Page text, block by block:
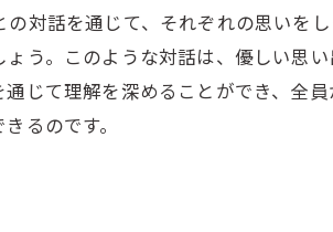
家族の再結束
返る時間を作る
家族の絆を深める
家族のサポート方法
対話を通じて、それぞれの思いを
う。このような対話は、優しい思
じて理解を深めることができ、全
るのです。